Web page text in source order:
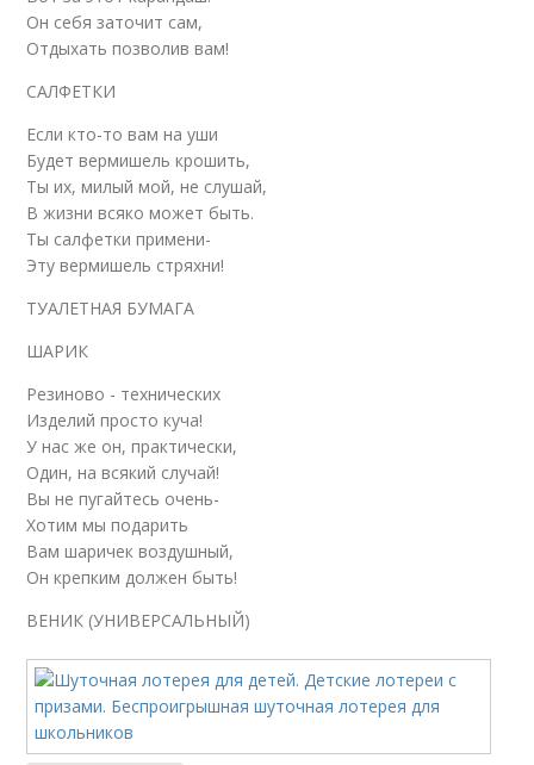
Он себя заточит сам,
Отдыхать позволив вам!
САЛФЕТКИ
Если кто-то вам на уши
Будет вермишель крошить,
Ты их, милый мой, не слушай,
В жизни всяко может быть.
Ты салфетки примени-
Эту вермишель стряхни!
ТУАЛЕТНАЯ БУМАГА
ШАРИК
Резиново - технических
Изделий просто куча!
У нас же он, практически,
Один, на всякий случай!
Вы не пугайтесь очень-
Хотим мы подарить
Вам шаричек воздушный,
Он крепким должен быть!
ВЕНИК (УНИВЕРСАЛЬНЫЙ)